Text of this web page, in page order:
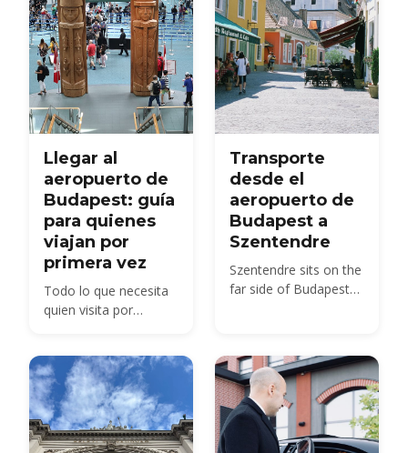
Llegar al
aeropuerto de
Budapest: guía
para quienes
viajan por
primera vez
Todo lo que necesita
quien visita por
Terminal 2, el control
de pasaportes, la
recogida de equipaje,
la aduana y cómo
llegar del BUD al
Transporte
desde el
aeropuerto de
Budapest a
Szentendre
Szentendre sits on the
far side of Budapest
Here is every route,
with 2026 fares.